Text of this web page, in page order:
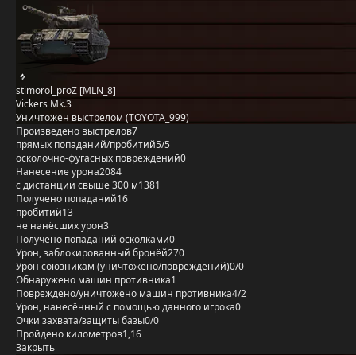
stimorol_proZ [MLN_8]
Vickers Mk.3
Уничтожен выстрелом (TOYOTA_999)
Произведено выстрелов7
прямых попаданий/пробитий5/5
осколочно-фугасных повреждений0
Нанесение урона2084
с дистанции свыше 300 м1381
Получено попаданий16
пробитий13
не нанёсших урон3
Получено попаданий осколками0
Урон, заблокированный бронёй270
Урон союзникам (уничтожено/повреждений)0/0
Обнаружено машин противника1
Повреждено/уничтожено машин противника4/2
Урон, нанесённый с помощью данного игрока0
Очки захвата/защиты базы0/0
Пройдено километров1,16
Закрыть